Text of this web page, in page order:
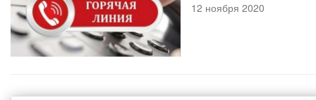
12 ноября 2020